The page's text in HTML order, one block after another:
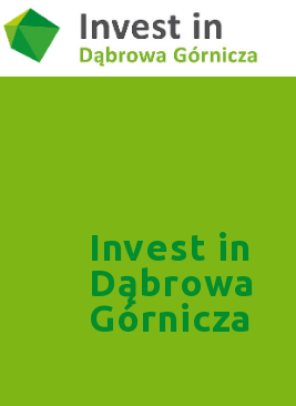
Invest in
Dąbrowa
Górnicza